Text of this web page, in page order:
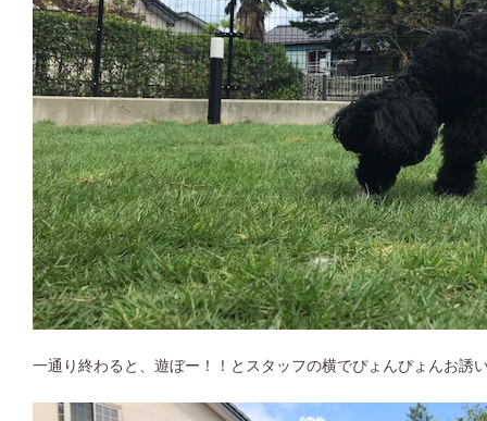
一通り終わると、遊ぼー！！とスタッフの横でぴょんぴょんお誘